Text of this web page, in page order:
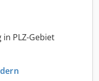
PLZ-Gebiet